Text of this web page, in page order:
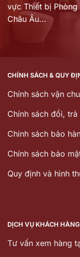
vực Thiết bị Phòng
Châu Âu...
CHÍNH SÁCH & QUY
Chính sách vận
Chính sách đổi,
Chinh sách bảo
Chính sách bảo
Quy định và hình
DỊCH VỤ KHÁCH HÀNG
Tư vấn xem hàng